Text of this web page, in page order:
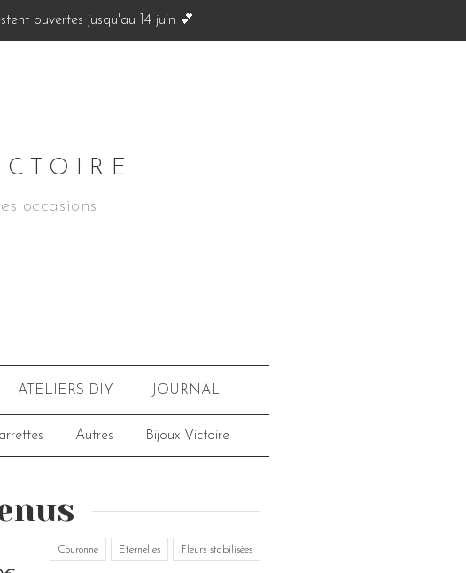
ouvertes jusqu'au 14 juin 💕
occasions
ATELIERS DIY JOURNAL
Autres Bijoux Victoire
Couronne Eternelles Fleurs stabilisées